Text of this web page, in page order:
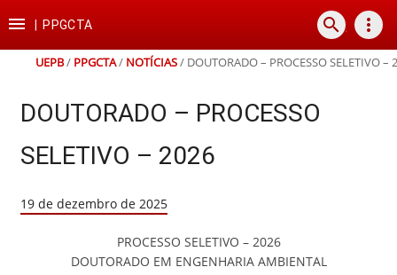
para
conteúdo
para
para
para
rodapé
 PPGCTA search more_vert
UEPB/ PPGCTA/ NOTÍCIAS/ DOUTORADO – PROCESSO SELETIVO –
DOUTORADO – PROCESSO
SELETIVO – 2026
19 de dezembro de 2025
PROCESSO SELETIVO – 2026
DOUTORADO EM ENGENHARIA AMBIENTAL